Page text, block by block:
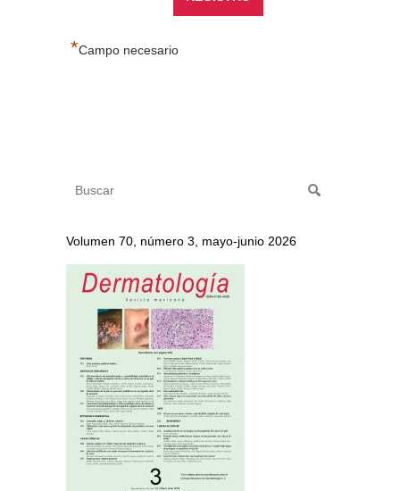
*Campo necesario
Volumen 70, número 3, mayo-junio 2026